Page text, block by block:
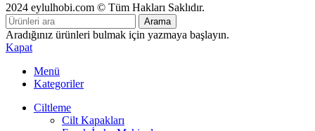
2024 eylulhobi.com © Tüm Hakları Saklıdır.
Arama
Aradığınız ürünleri bulmak için yazmaya başlayın.
Kapat
Menü
Kategoriler
Ciltleme
Cilt Kapakları